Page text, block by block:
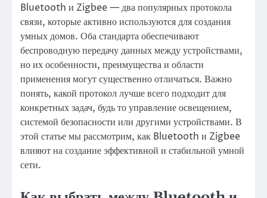
Bluetooth и Zigbee — два популярных протокола
связи, которые активно используются для создания
умных домов. Оба стандарта обеспечивают
беспроводную передачу данных между устройствами,
но их особенности, преимущества и области
применения могут существенно отличаться. Важно
понять, какой протокол лучше всего подходит для
конкретных задач, будь то управление освещением,
системой безопасности или другими устройствами. В
этой статье мы рассмотрим, как Bluetooth и Zigbee
влияют на создание эффективной и стабильной умной
сети.